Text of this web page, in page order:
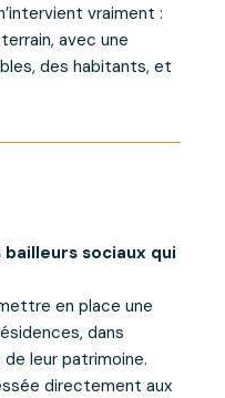
vraiment :
avec une
des habitants, et
sociaux qui
en place une
dans
leur patrimoine.
directement aux